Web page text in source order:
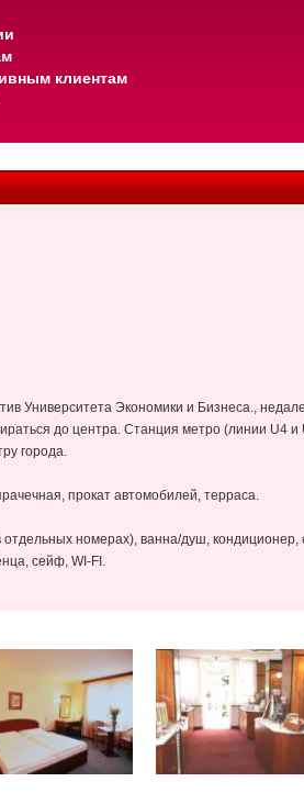
клиентам
Университета Экономики и Бизнеса.,
до центра. Станция метро (линии U4
города.
прокат автомобилей, терраса.
номерах), ванна/душ,
сейф, WI-FI.